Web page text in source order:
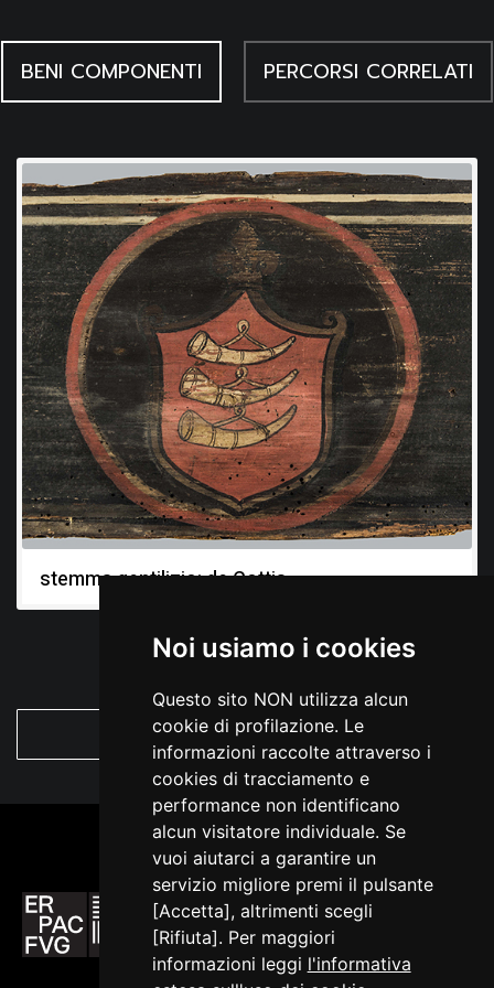
Noi usiamo i cookies
Questo sito NON utilizza alcun
cookie di profilazione. Le
informazioni raccolte attraverso i
cookies di tracciamento e
performance non identificano
alcun visitatore individuale. Se
vuoi aiutarci a garantire un
servizio migliore premi il pulsante
[Accetta], altrimenti scegli
[Rifiuta]. Per maggiori
informazioni leggi l'informativa
BENI COMPONENTI PERCORSI CORRELATI
stemma gentilizio: de Cottis
VEDI TUTTE